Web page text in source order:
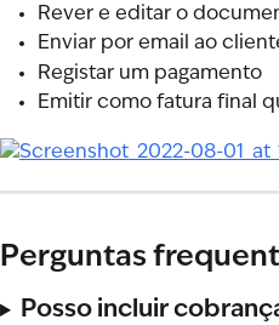
Rever e editar o
Enviar por email ao
Registar um pagamento
Emitir como fatura final
Perguntas
Posso incluir